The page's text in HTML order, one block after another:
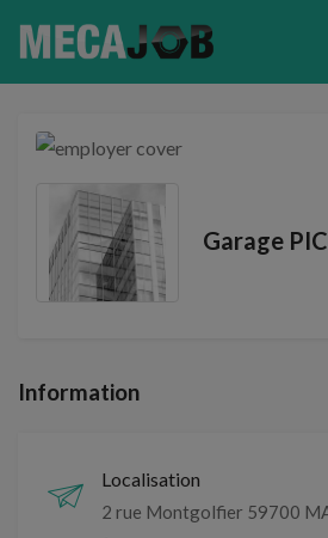
Garage
Information
Localisation
2 rue Montgolfier 59700